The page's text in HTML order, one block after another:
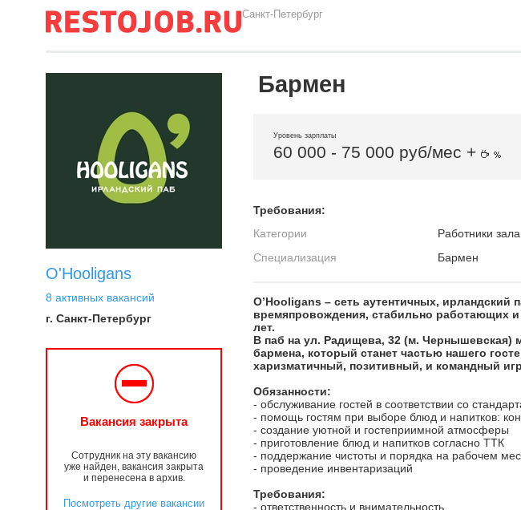
Санкт-Петербург
O'Hooligans
8 активных вакансий
г. Санкт-Петербург
Вакансия закрыта
Сотрудник на эту вакансию
уже найден, вакансия закрыта
и перенесена в архив.
Посмотреть другие вакансии
Бармен
Уровень зарплаты
60 000 - 75 000 руб/мес +
Требования:
Категории
Работники зала
Специализация
Бармен
O’Hooligans – сеть аутентичных, ирландский
времяпровождения, стабильно работающих
лет.
В паб на ул. Радищева, 32 (м. Чернышевская)
бармена, который станет частью нашего
харизматичный, позитивный, и командный
Обязанности:
- обслуживание гостей в соответствии со
- помощь гостям при выборе блюд и напитков:
- создание уютной и гостеприимной атмосферы
- приготовление блюд и напитков согласно ТТК
- поддержание чистоты и порядка на рабочем
- проведение инвентаризаций
Требования:
- ответственность и внимательность